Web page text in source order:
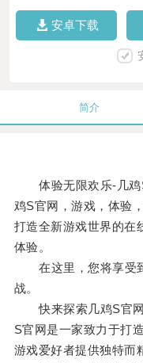
安卓下载
简介
体验无限欢乐-几鸡S
鸡S官网，游戏，体验
打造全新游戏世界的在
体验。
在这里，您将享受到
战。
快来探索几鸡S官网
S官网是一家致力于打
游戏爱好者提供独特而